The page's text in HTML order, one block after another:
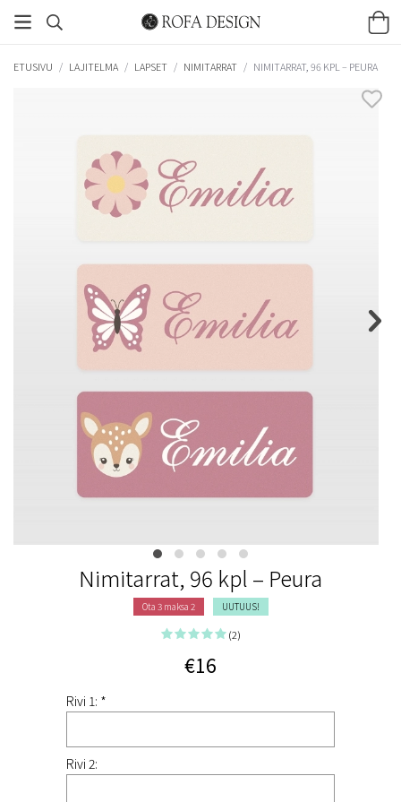
ETUSIVU / LAJITELMA / LAPSET / NIMITARRAT / NIMITARRAT, 96 KPL – PEURA
Nimitarrat, 96 kpl – Peura
Ota 3 maksa 2 UUTUUS!
(2)
€16
Rivi 1: *
Rivi 2: